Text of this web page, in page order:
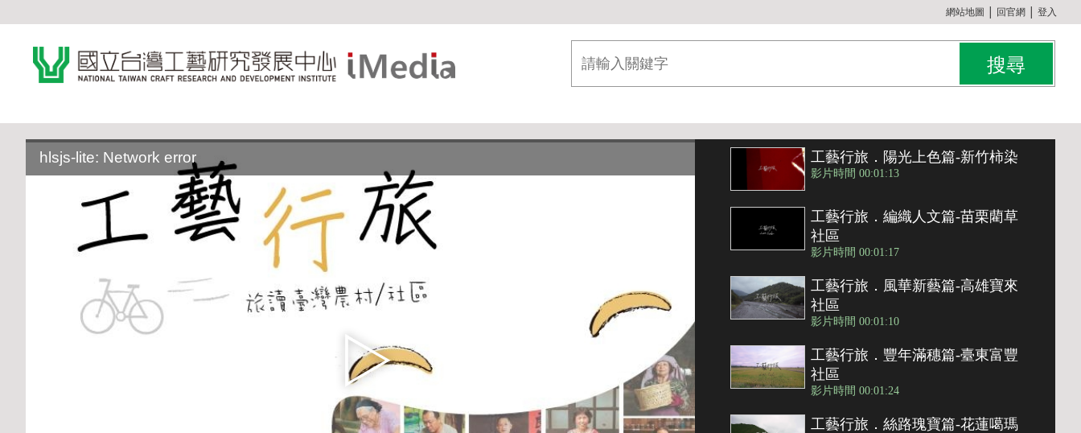
網站地圖 回官網 登入
hlsjs-lite: Network error 工藝行旅．陽光上色篇-新竹柿染
影片時間 00:01:13
工藝行旅．編織人文篇-苗栗藺草
社區
影片時間 00:01:17
工藝行旅．風華新藝篇-高雄寶來
社區
影片時間 00:01:10
工藝行旅．豐年滿穗篇-臺東富豐
社區
影片時間 00:01:24
工藝行旅．絲路瑰寶篇-花蓮噶瑪